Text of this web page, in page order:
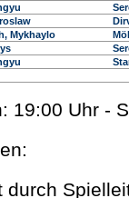
Mykhaylo
19:00 Uhr -
durch